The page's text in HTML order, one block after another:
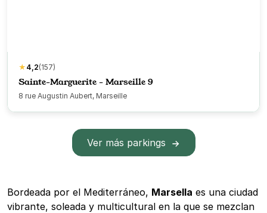
★ 4,2(157)
Sainte-Marguerite - Marseille 9
8 rue Augustin Aubert, Marseille
Ver más parkings
Bordeada por el Mediterráneo, Marsella es una ciudad
vibrante, soleada y multicultural en la que se mezclan